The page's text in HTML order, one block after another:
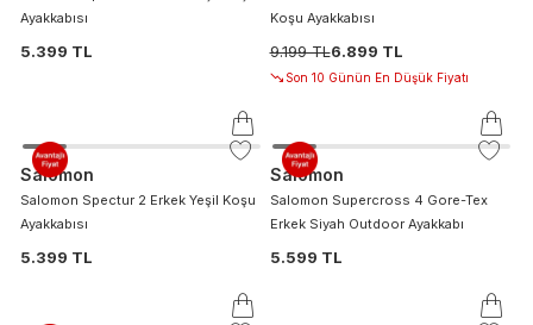
Ayakkabısı
5.399 TL
Koşu Ayakkabısı
9.199 TL6.899 TL
Son 10 Günün En Düşük Fiyatı
Salomon
Salomon Spectur 2 Erkek Yeşil Koşu
Ayakkabısı
5.399 TL
Salomon
Salomon Supercross 4 Gore-Tex
Erkek Siyah Outdoor Ayakkabı
5.599 TL